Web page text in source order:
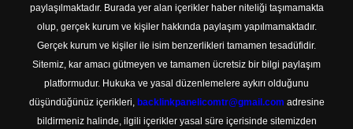
paylaşılmaktadır. Burada yer alan içerikler haber niteliği taşımamakta
olup, gerçek kurum ve kişiler hakkında paylaşım yapılmamaktadır.
Gerçek kurum ve kişiler ile isim benzerlikleri tamamen tesadüfidir.
Sitemiz, kar amacı gütmeyen ve tamamen ücretsiz bir bilgi paylaşım
platformudur. Hukuka ve yasal düzenlemelere aykırı olduğunu
düşündüğünüz içerikleri, backlinkpanelicomtr@gmail.com adresine
bildirmeniz halinde, ilgili içerikler yasal süre içerisinde sitemizden